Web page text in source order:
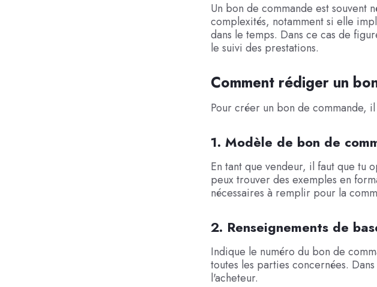
Un bon de commande est souvent
complexités, notamment si elle
dans le temps. Dans ce cas de
le suivi des prestations.
Comment rédiger un
Pour créer un bon de commande,
1. Modèle de bon de
En tant que vendeur, il faut que tu
peux trouver des exemples en
nécessaires à remplir pour la
2. Renseignements de
Indique le numéro du bon de
toutes les parties concernées.
l'acheteur.